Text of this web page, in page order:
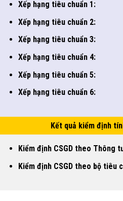
Xếp hạng tiêu chuẩn 1:
Xếp hạng tiêu chuẩn 2:
Xếp hạng tiêu chuẩn 3:
Xếp hạng tiêu chuẩn 4:
Xếp hạng tiêu chuẩn 5:
Xếp hạng tiêu chuẩn 6:
Kết quả kiểm định
Kiểm định CSGD theo Thông
Kiểm định CSGD theo bộ tiêu